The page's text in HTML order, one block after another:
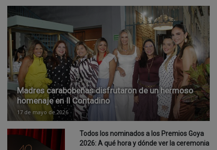
Madres carabobeñas disfrutaron de un hermoso
homenaje en Il Contadino
17 de mayo de 2026
Todos los nominados a los Premios Goya
2026: A qué hora y dónde ver la ceremonia